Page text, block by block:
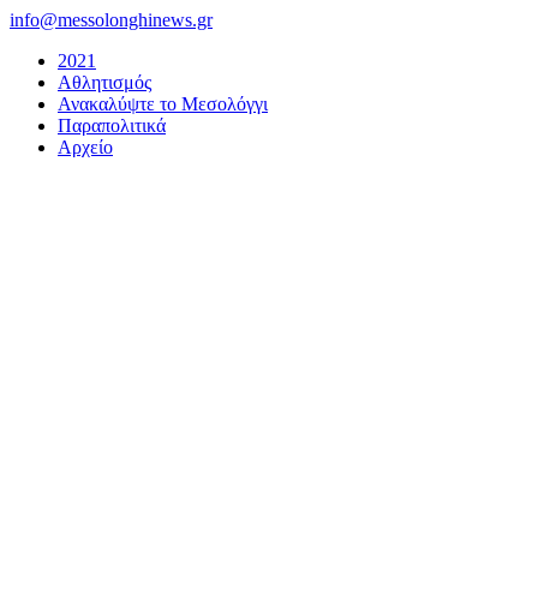
Μετάβαση
περιεχόμενο
info@messolonghinews.gr
2021
Αθλητισμός
Ανακαλύψτε το Μεσολόγγι
Παραπολιτικά
Αρχείο